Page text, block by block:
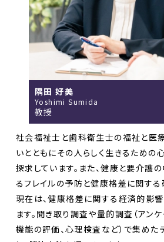
隅田 好美
Yoshimi Sumida
教授
社会福祉士と歯科衛生士の福祉と医
いとともにその人らしく生きるための
探求しています。また、健康と要介護
るフレイルの予防と健康格差に関する
現在は、健康格差に関する経済的影
ます。聞き取り調査や量的調査（アン
機能の評価、心理検査など）で集めた